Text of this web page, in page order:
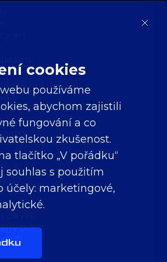
cookies
používáme
abychom zajistili
fungování a co
zkušenost.
tlačítko „V pořádku“
souhlas s použitím
účely: marketingové,
.
jsou
i
a
pro
pocit